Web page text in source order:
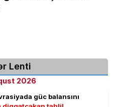
Lenti
2026
güc balansını